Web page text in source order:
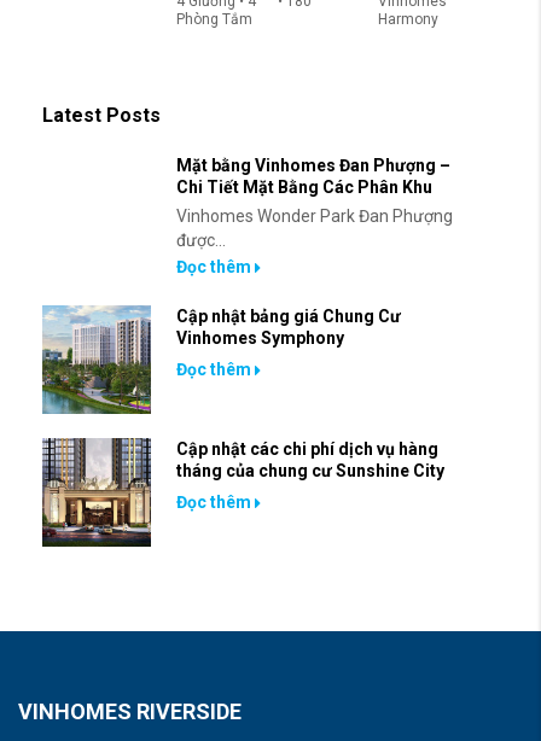
Phòng Tắm
Harmony
Latest Posts
Mặt bằng Vinhomes Đan Phượng –
Chi Tiết Mặt Bằng Các Phân Khu
Vinhomes Wonder Park Đan Phượng
được...
Đọc thêm
Cập nhật bảng giá Chung Cư
Vinhomes Symphony
Đọc thêm
Cập nhật các chi phí dịch vụ hàng
tháng của chung cư Sunshine City
Đọc thêm
VINHOMES RIVERSIDE